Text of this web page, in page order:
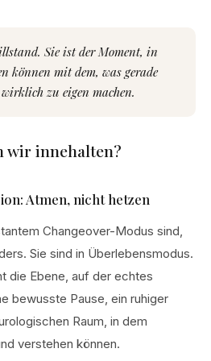
Sie ist der Moment, in
können mit dem, was gerade
zu eigen machen.
wir innehalten?
Atmen, nicht hetzen
Changeover-Modus sind,
Sie sind in Überlebensmodus.
die Ebene, auf der echtes
bewusste Pause, ein ruhiger
Raum, in dem
verstehen können.